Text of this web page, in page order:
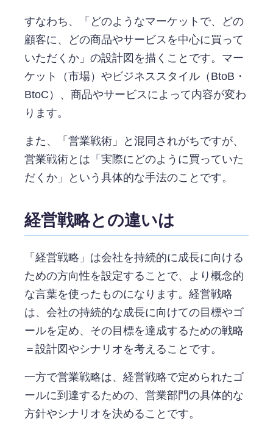
すなわち、「どのようなマーケットで、どの
顧客に、どの商品やサービスを中心に買って
いただくか」の設計図を描くことです。マー
ケット（市場）やビジネススタイル（BtoB・
BtoC）、商品やサービスによって内容が変わ
ります。
また、「営業戦術」と混同されがちですが、
営業戦術とは「実際にどのように買っていた
だくか」という具体的な手法のことです。
経営戦略との違いは
「経営戦略」は会社を持続的に成長に向ける
ための方向性を設定することで、より概念的
な言葉を使ったものになります。経営戦略
は、会社の持続的な成長に向けての目標やゴ
ールを定め、その目標を達成するための戦略
＝設計図やシナリオを考えることです。
一方で営業戦略は、経営戦略で定められたゴ
ールに到達するための、営業部門の具体的な
方針やシナリオを決めることです。